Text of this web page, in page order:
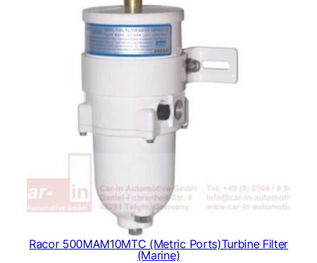
Racor 500MAM10MTC (Metric Ports)Turbine Filter
(Marine)